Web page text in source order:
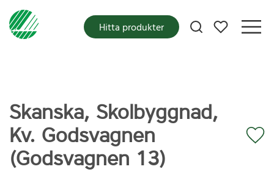
Mina favoriter
Hitta produkter
Skanska, Skolbyggnad,
Kv. Godsvagnen
(Godsvagnen 13)